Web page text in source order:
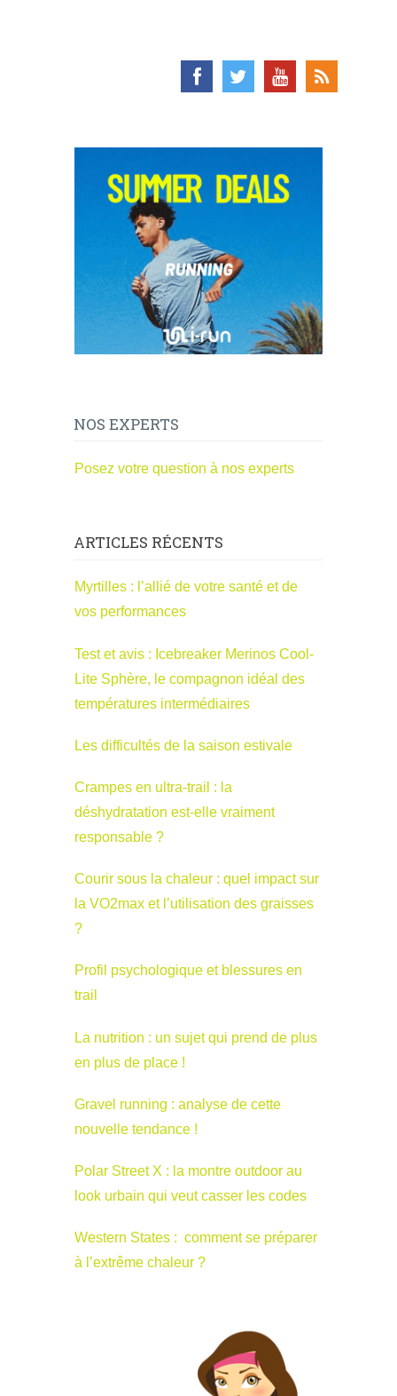
NOS EXPERTS
Posez votre question à nos experts
ARTICLES RÉCENTS
Myrtilles : l’allié de votre santé et de
vos performances
Test et avis : Icebreaker Merinos Cool-
Lite Sphère, le compagnon idéal des
températures intermédiaires
Les difficultés de la saison estivale
Crampes en ultra-trail : la
déshydratation est-elle vraiment
responsable ?
Courir sous la chaleur : quel impact sur
la VO2max et l’utilisation des graisses
?
Profil psychologique et blessures en
trail
La nutrition : un sujet qui prend de plus
en plus de place !
Gravel running : analyse de cette
nouvelle tendance !
Polar Street X : la montre outdoor au
look urbain qui veut casser les codes
Western States : comment se préparer
à l’extrême chaleur ?